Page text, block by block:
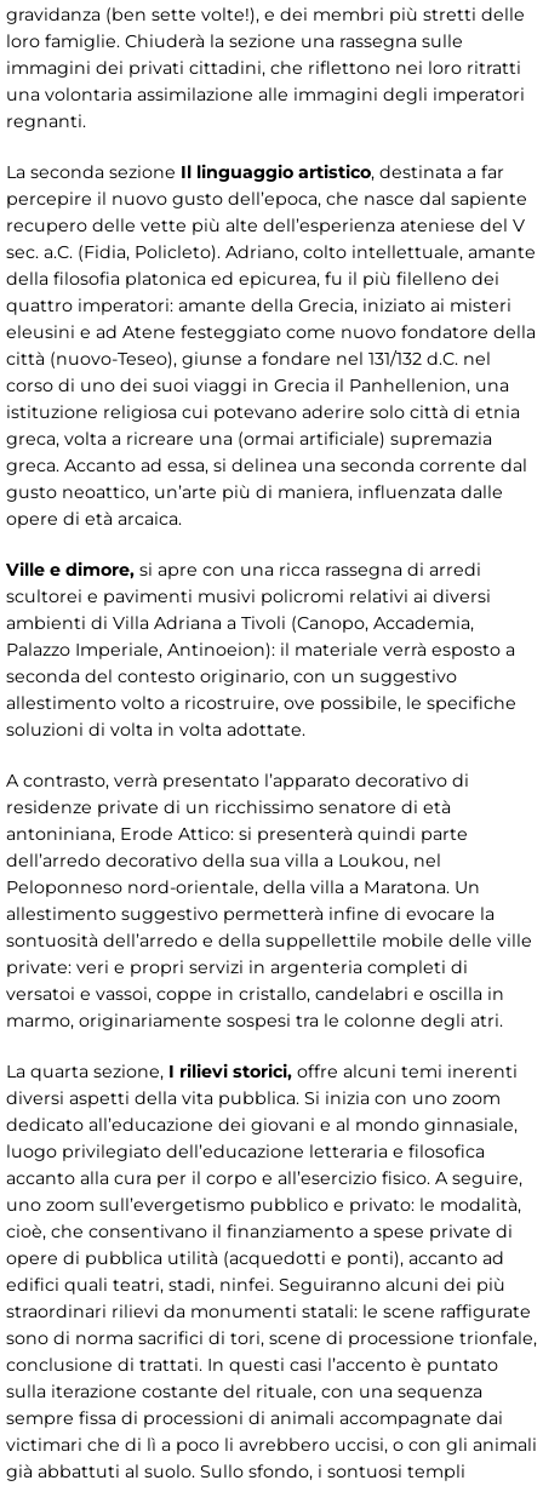
gravidanza (ben sette volte!), e dei membri più stretti delle
loro famiglie. Chiuderà la sezione una rassegna sulle
immagini dei privati cittadini, che riflettono nei loro ritratti
una volontaria assimilazione alle immagini degli imperatori
regnanti.
La seconda sezione Il linguaggio artistico, destinata a far
percepire il nuovo gusto dell’epoca, che nasce dal sapiente
recupero delle vette più alte dell’esperienza ateniese del V
sec. a.C. (Fidia, Policleto). Adriano, colto intellettuale, amante
della filosofia platonica ed epicurea, fu il più filelleno dei
quattro imperatori: amante della Grecia, iniziato ai misteri
eleusini e ad Atene festeggiato come nuovo fondatore della
città (nuovo-Teseo), giunse a fondare nel 131/132 d.C. nel
corso di uno dei suoi viaggi in Grecia il Panhellenion, una
istituzione religiosa cui potevano aderire solo città di etnia
greca, volta a ricreare una (ormai artificiale) supremazia
greca. Accanto ad essa, si delinea una seconda corrente dal
gusto neoattico, un’arte più di maniera, influenzata dalle
opere di età arcaica.
Ville e dimore, si apre con una ricca rassegna di arredi
scultorei e pavimenti musivi policromi relativi ai diversi
ambienti di Villa Adriana a Tivoli (Canopo, Accademia,
Palazzo Imperiale, Antinoeion): il materiale verrà esposto a
seconda del contesto originario, con un suggestivo
allestimento volto a ricostruire, ove possibile, le specifiche
soluzioni di volta in volta adottate.
A contrasto, verrà presentato l’apparato decorativo di
residenze private di un ricchissimo senatore di età
antoniniana, Erode Attico: si presenterà quindi parte
dell’arredo decorativo della sua villa a Loukou, nel
Peloponneso nord-orientale, della villa a Maratona. Un
allestimento suggestivo permetterà infine di evocare la
sontuosità dell’arredo e della suppellettile mobile delle ville
private: veri e propri servizi in argenteria completi di
versatoi e vassoi, coppe in cristallo, candelabri e oscilla in
marmo, originariamente sospesi tra le colonne degli atri.
La quarta sezione, I rilievi storici, offre alcuni temi inerenti
diversi aspetti della vita pubblica. Si inizia con uno zoom
dedicato all’educazione dei giovani e al mondo ginnasiale,
luogo privilegiato dell’educazione letteraria e filosofica
accanto alla cura per il corpo e all’esercizio fisico. A seguire,
uno zoom sull’evergetismo pubblico e privato: le modalità,
cioè, che consentivano il finanziamento a spese private di
opere di pubblica utilità (acquedotti e ponti), accanto ad
edifici quali teatri, stadi, ninfei. Seguiranno alcuni dei più
straordinari rilievi da monumenti statali: le scene raffigurate
sono di norma sacrifici di tori, scene di processione trionfale,
conclusione di trattati. In questi casi l’accento è puntato
sulla iterazione costante del rituale, con una sequenza
sempre fissa di processioni di animali accompagnate dai
victimari che di lì a poco li avrebbero uccisi, o con gli animali
già abbattuti al suolo. Sullo sfondo, i sontuosi templi